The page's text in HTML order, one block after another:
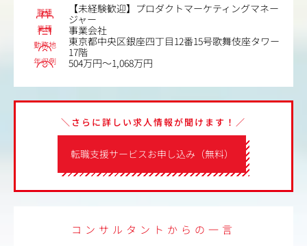
職種
【未経験歓迎】プロダクトマーケティングマネー
ジャー
業種 事業会社
勤務地
東京都中央区銀座四丁目12番15号歌舞伎座タワー
17階
年収例 504万円～1,068万円
転職支援サービスお申し込み（無料）
＼さらに詳しい求人情報が聞けます！／
コンサルタントからの一言